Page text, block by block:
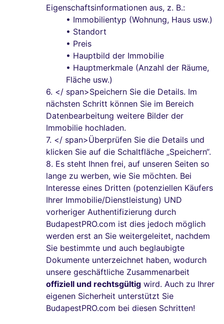
Eigenschaftsinformationen aus, z. B.:
• Immobilientyp (Wohnung, Haus usw.)
• Standort
• Preis
• Hauptbild der Immobilie
• Hauptmerkmale (Anzahl der Räume,
Fläche usw.)
6. </ span>Speichern Sie die Details. Im
nächsten Schritt können Sie im Bereich
Datenbearbeitung weitere Bilder der
Immobilie hochladen.
7. </ span>Überprüfen Sie die Details und
klicken Sie auf die Schaltfläche „Speichern“.
8. Es steht Ihnen frei, auf unseren Seiten so
lange zu werben, wie Sie möchten. Bei
Interesse eines Dritten (potenziellen Käufers
Ihrer Immobilie/Dienstleistung) UND
vorheriger Authentifizierung durch
BudapestPRO.com ist dies jedoch möglich
werden erst an Sie weitergeleitet, nachdem
Sie bestimmte und auch beglaubigte
Dokumente unterzeichnet haben, wodurch
unsere geschäftliche Zusammenarbeit
offiziell und rechtsgültig wird. Auch zu Ihrer
eigenen Sicherheit unterstützt Sie
BudapestPRO.com bei diesen Schritten!